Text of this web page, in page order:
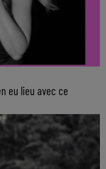
eu lieu avec ce